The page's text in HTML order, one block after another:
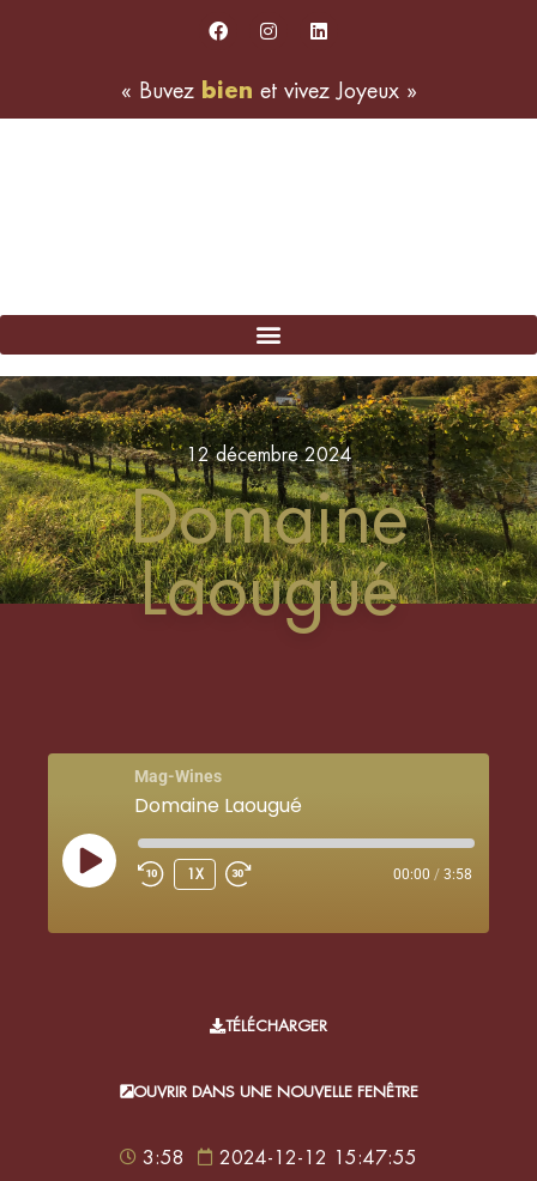
« Buvez bien et vivez Joyeux »
12 décembre 2024
Domaine
Laougué
Mag-Wines
Domaine Laougué
1X 00:00 / 3:58
TÉLÉCHARGER
OUVRIR DANS UNE NOUVELLE FENÊTRE
3:58 2024-12-12 15:47:55